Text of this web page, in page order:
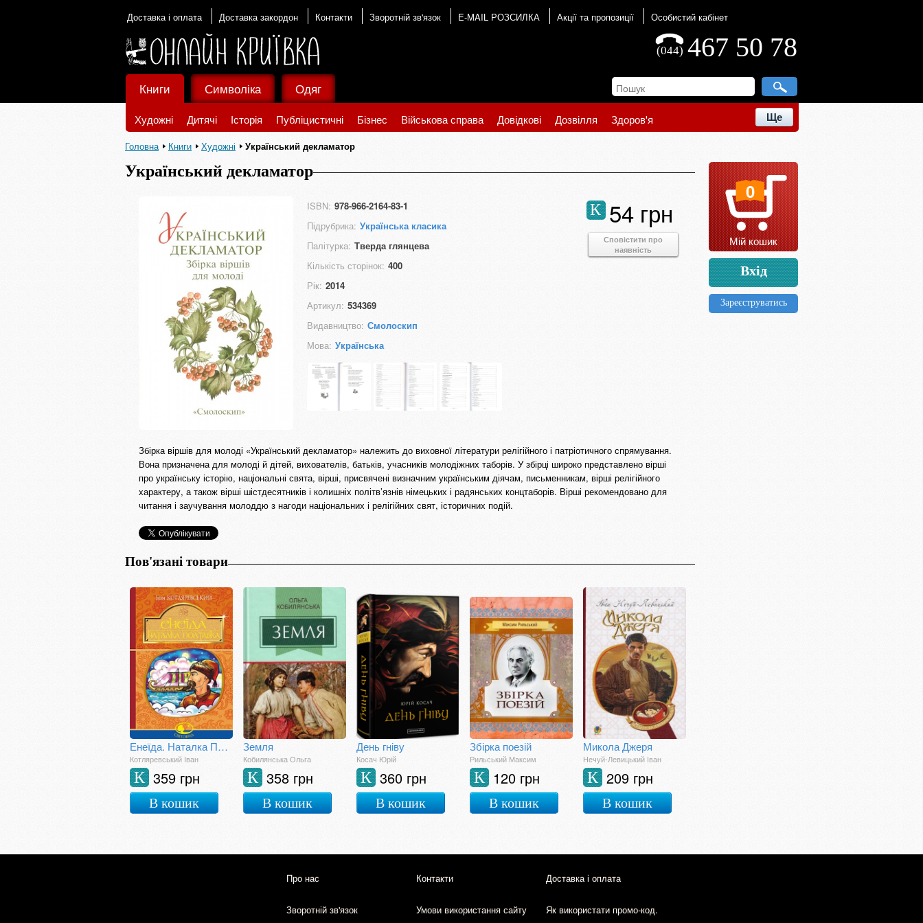
Доставка і оплата Доставка закордон Контакти Зворотній зв'язок E-MAIL РОЗСИЛКА Акції та пропозиції Особистий кабінет
467 50 78
(044)
Книги
Художні Дитячі Історія Публіцистичні Бізнес Військова справа Довідкові Дозвілля Здоров'я Ще
Символіка Одяг
Головна Книги Художні Український декламатор
Український декламатор
ISBN: 978-966-2164-83-1
Підрубрика: Українська класика
Палітурка: Тверда глянцева
Кількість сторінок: 400
Рік: 2014
Артикул: 534369
Видавництво: Смолоскип
Мова: Українська
54 грн
К
Сповістити про
наявність
Збірка віршів для молоді «Український декламатор» належить до виховної літератури релігійного і патріотичного спрямування.
Вона призначена для молоді й дітей, вихователів, батьків, учасників молодіжних таборів. У збірці широко представлено вірші
про українську історію, національні свята, вірші, присвячені визначним українським діячам, письменникам, вірші релігійного
характеру, а також вірші шістдесятників і колишніх політв’язнів німецьких і радянських концтаборів. Вірші рекомендовано для
читання і заучування молоддю з нагоди національних і релігійних свят, історичних подій.
Пов'язані товари
Енеїда. Наталка Полтавка
Котляревський Іван
359 грн
К
В кошик
Земля
Кобилянська Ольга
358 грн
К
В кошик
День гніву
Косач Юрій
360 грн
К
В кошик
Збірка поезій
Рильський Максим
120 грн
К
В кошик
Микола Джеря
Нечуй-Левицький Іван
209 грн
К
В кошик
0
Мій кошик
Вхід
Зареєструватись
Про нас Контакти Доставка і оплата
Зворотній зв'язок Умови використання сайту Як використати промо-код.